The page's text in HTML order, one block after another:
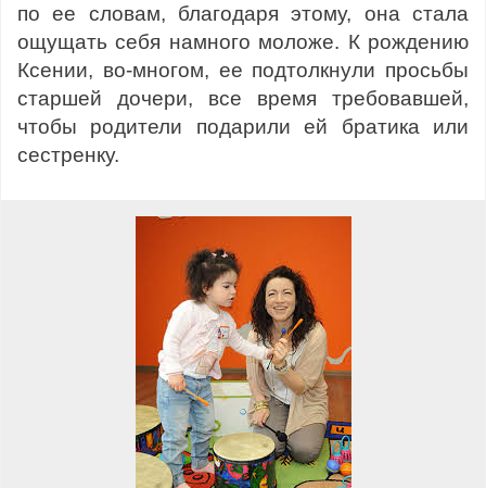
по ее словам, благодаря этому, она стала
ощущать себя намного моложе. К рождению
Ксении, во-многом, ее подтолкнули просьбы
старшей дочери, все время требовавшей,
чтобы родители подарили ей братика или
сестренку.